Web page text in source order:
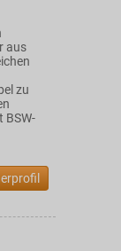
aus
zu
BSW-